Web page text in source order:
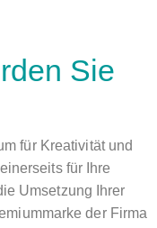
Sie
für Kreativität und
für Ihre
Umsetzung Ihrer
der Firma